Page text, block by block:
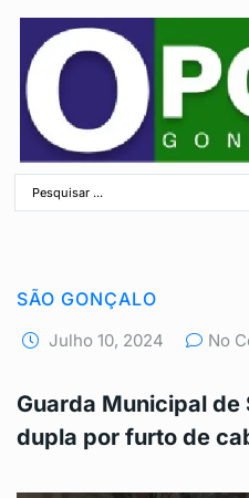
SÃO GONÇALO
Julho 10, 2024 No
Guarda Municipal de
dupla por furto de